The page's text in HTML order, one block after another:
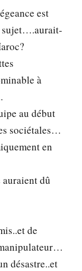
est
sujet….aurait-
à
au début
sociétales…
en
auraient dû
de
désastre..et